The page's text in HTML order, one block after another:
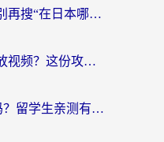
国外如何看优酷限制？别再搜“在日本哪个软件可以看中国电视剧”，这篇教你搞定
海外如何看映客直播回放视频？这份攻略帮你搞定（附腾讯优酷观看技巧）
海外可以看cctv的网站吗？留学生亲测有效的回国追剧方案